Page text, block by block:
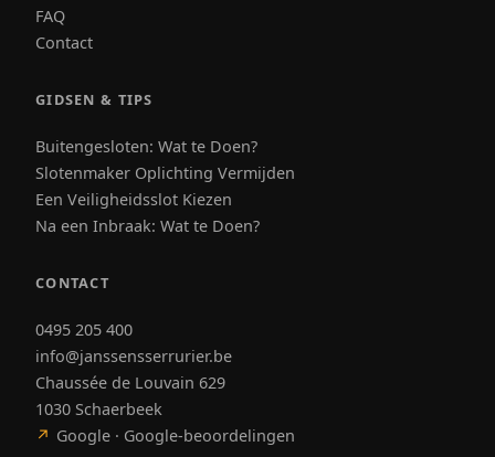
FAQ
Contact
GIDSEN & TIPS
Buitengesloten: Wat te Doen?
Slotenmaker Oplichting Vermijden
Een Veiligheidsslot Kiezen
Na een Inbraak: Wat te Doen?
CONTACT
0495 205 400
info@janssensserrurier.be
Chaussée de Louvain 629
1030 Schaerbeek
↗ Google · Google-beoordelingen